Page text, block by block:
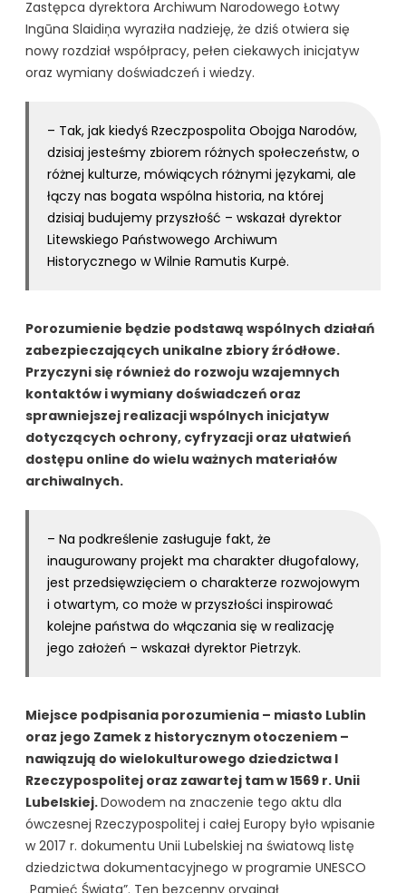
Zastępca dyrektora Archiwum Narodowego Łotwy
Ingūna Slaidiņa wyraziła nadzieję, że dziś otwiera się
nowy rozdział współpracy, pełen ciekawych inicjatyw
oraz wymiany doświadczeń i wiedzy.
– Tak, jak kiedyś Rzeczpospolita Obojga Narodów,
dzisiaj jesteśmy zbiorem różnych społeczeństw, o
różnej kulturze, mówiących różnymi językami, ale
łączy nas bogata wspólna historia, na której
dzisiaj budujemy przyszłość – wskazał dyrektor
Litewskiego Państwowego Archiwum
Historycznego w Wilnie Ramutis Kurpė.
Porozumienie będzie podstawą wspólnych działań
zabezpieczających unikalne zbiory źródłowe.
Przyczyni się również do rozwoju wzajemnych
kontaktów i wymiany doświadczeń oraz
sprawniejszej realizacji wspólnych inicjatyw
dotyczących ochrony, cyfryzacji oraz ułatwień
dostępu online do wielu ważnych materiałów
archiwalnych.
– Na podkreślenie zasługuje fakt, że
inaugurowany projekt ma charakter długofalowy,
jest przedsięwzięciem o charakterze rozwojowym
i otwartym, co może w przyszłości inspirować
kolejne państwa do włączania się w realizację
jego założeń – wskazał dyrektor Pietrzyk.
Miejsce podpisania porozumienia – miasto Lublin
oraz jego Zamek z historycznym otoczeniem –
nawiązują do wielokulturowego dziedzictwa I
Rzeczypospolitej oraz zawartej tam w 1569 r. Unii
Lubelskiej.Dowodem na znaczenie tego aktu dla
ówczesnej Rzeczypospolitej i całej Europy było wpisanie
w 2017 r. dokumentu Unii Lubelskiej na światową listę
dziedzictwa dokumentacyjnego w programie UNESCO
„Pamięć Świata”. Ten bezcenny oryginał